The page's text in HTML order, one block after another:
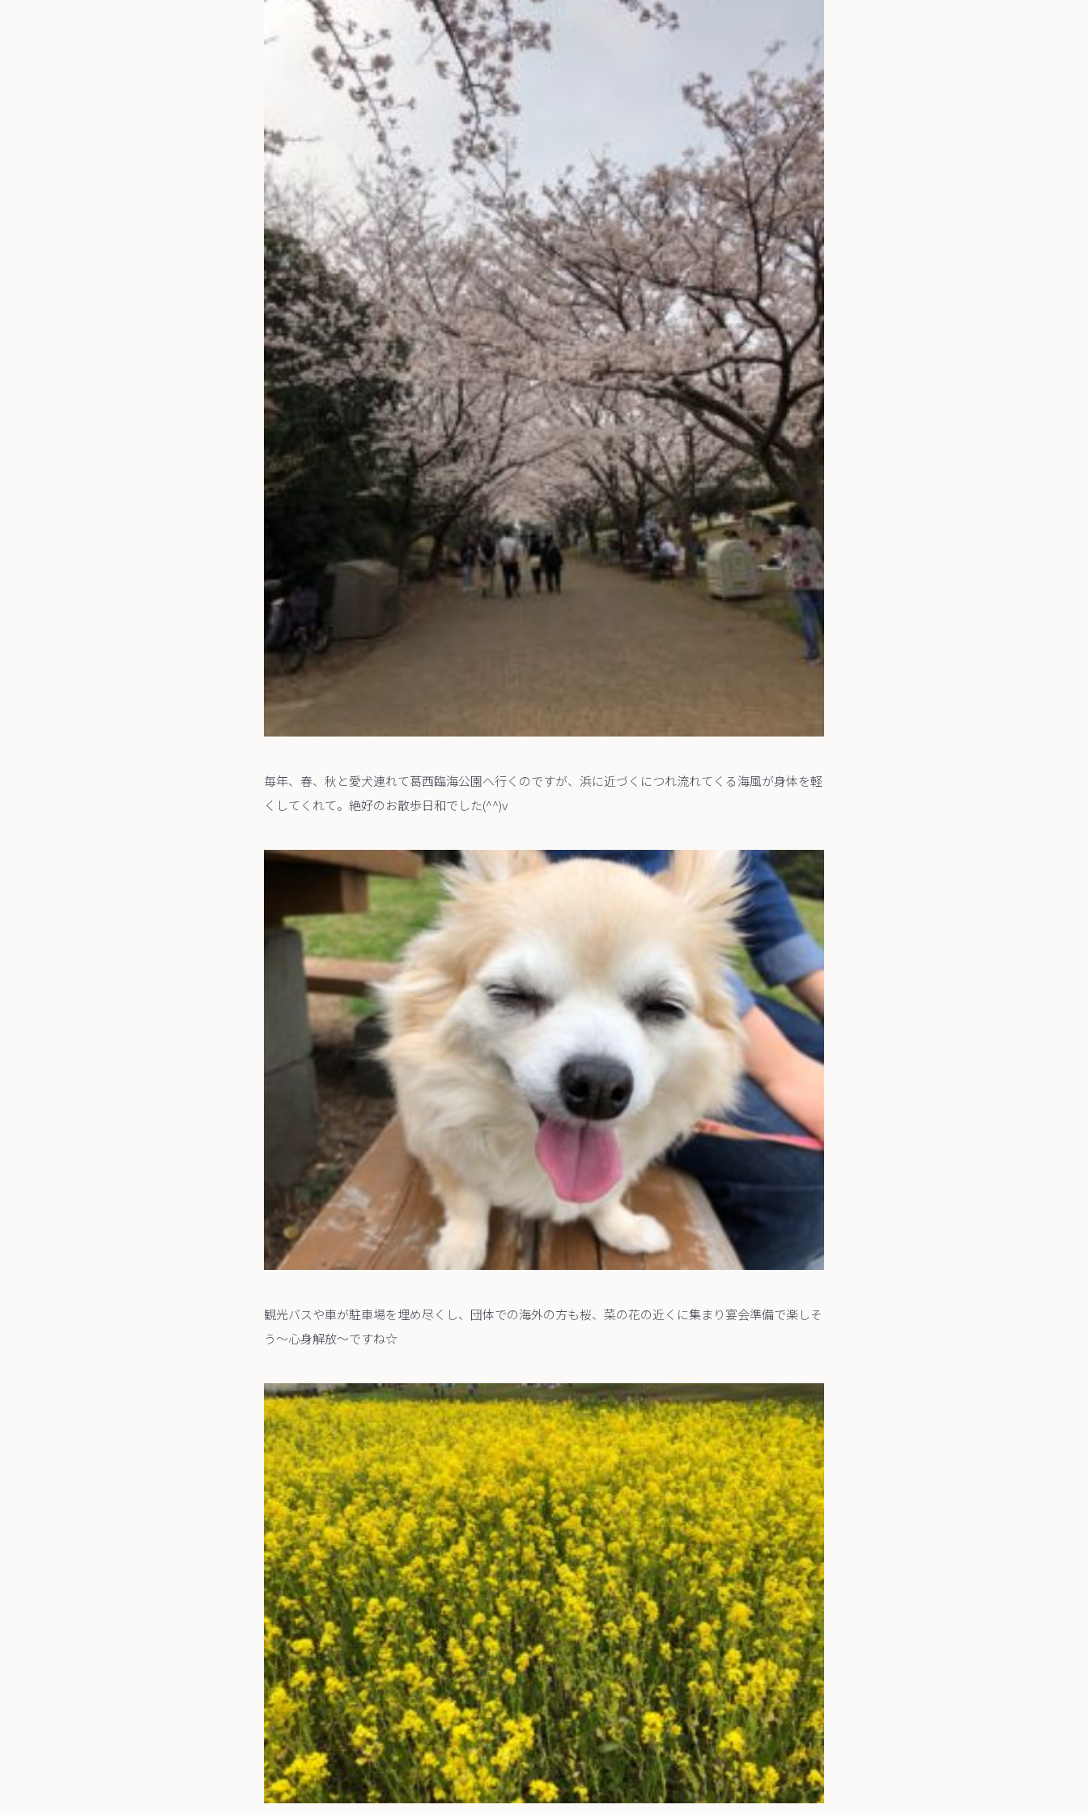
毎年、春、秋と愛犬連れて葛西臨海公園へ行くのですが、浜に近づくにつれ流れてくる海風が身体を軽
くしてくれて。絶好のお散歩日和でした(^^)v
観光バスや車が駐車場を埋め尽くし、団体での海外の方も桜、菜の花の近くに集まり宴会準備で楽しそ
う～心身解放〜ですね☆